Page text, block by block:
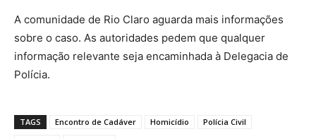
A comunidade de Rio Claro aguarda mais informações
sobre o caso. As autoridades pedem que qualquer
informação relevante seja encaminhada à Delegacia de
Polícia.
TAGS Encontro de Cadáver Homicídio
Polícia Civil